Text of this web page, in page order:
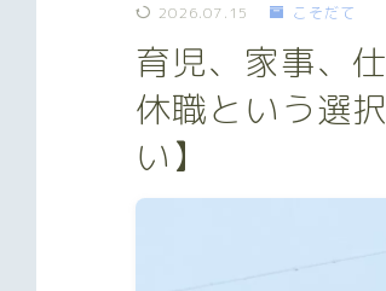
2026.07.15 こそだて
育児、家事、
休職という選
い】